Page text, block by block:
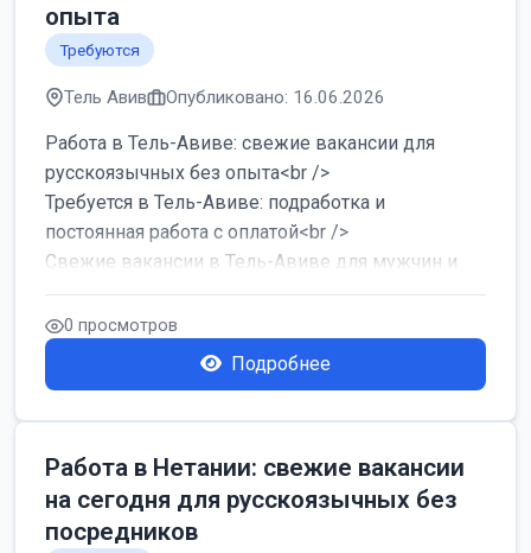
опыта
Требуются
Тель Авив Опубликовано: 16.06.2026
Работа в Тель-Авиве: свежие вакансии для
русскоязычных без опыта<br />
Требуется в Тель-Авиве: подработка и
постоянная работа с оплатой<br />
Свежие вакансии в Тель-Авиве для мужчин и
женщин от хозя...
0 просмотров
Подробнее
Работа в Нетании: свежие вакансии
на сегодня для русскоязычных без
посредников